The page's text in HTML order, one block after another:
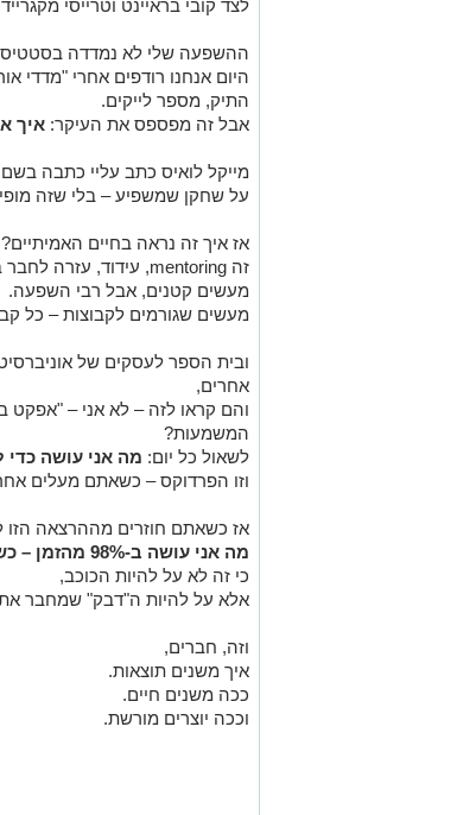
לצד קובי בראיינט וטרייסי
ההשפעה שלי לא נמדדה
היום אנחנו רודפים אחרי "מדדי
התיק, מספר לייקים.
אבל זה מפספס את העיקר: איך
מייקל לואיס כתב עליי כתבה בשם
על שחקן שמשפיע – בלי שזה
אז איך זה נראה בחיים האמיתיים?
זה mentoring, עידוד, עזרה לחבר ביום קשה, או סתם להרים פיסת זבל בפארק.
מעשים קטנים, אבל רבי השפעה.
מעשים שגורמים לקבוצות – כל
ובית הספר לעסקים של
אחרים,
והם קראו לזה – לא אני – "אפקט
המשמעות?
לשאול כל יום: מה אני עושה כדי
וזו הפרדוקס – כשאתם מעלים
אז כשאתם חוזרים מההרצאה הזו
מה אני עושה ב-98% מהזמן – כשאני לא באור הזרקורים?
כי זה לא על להיות הכוכב,
אלא על להיות ה"דבק" שמחבר את
וזה, חברים,
איך משנים תוצאות.
ככה משנים חיים.
וככה יוצרים מורשת.